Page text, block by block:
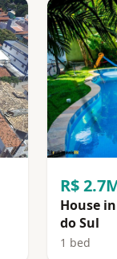
R$
House
do Sul
1 bed